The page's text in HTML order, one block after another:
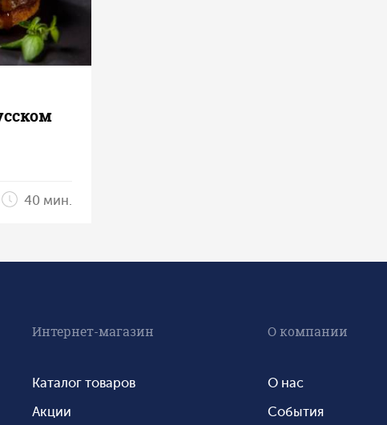
40 мин.
Интернет-магазин
Каталог товаров
Акции
О компании
О нас
События